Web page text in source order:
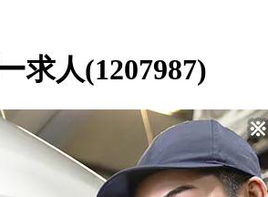
求人(1207987)